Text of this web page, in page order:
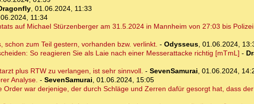
, 01.06.2024, 11:33
11:34
auf Michael Stürzenberger am 31.5.2024 in Mannheim von 27:03 bis
zum Teil gestern, vorhanden bzw. verlinkt. - Odysseus, 01.06.2024,
So reagieren Sie als Laie nach einer Messerattacke richtig [mTmL] -
plus RTW zu verlangen, ist sehr sinnvoll. - SevenSamurai, 01.06.2024,
Analyse. - SevenSamurai, 01.06.2024, 15:05
war derjenige, der durch Schläge und Zerren dafür gesorgt hat, dass